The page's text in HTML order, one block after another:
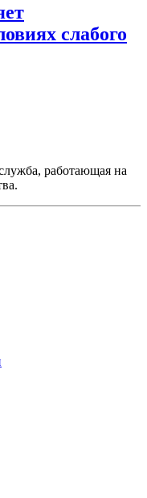
слабого
работающая на